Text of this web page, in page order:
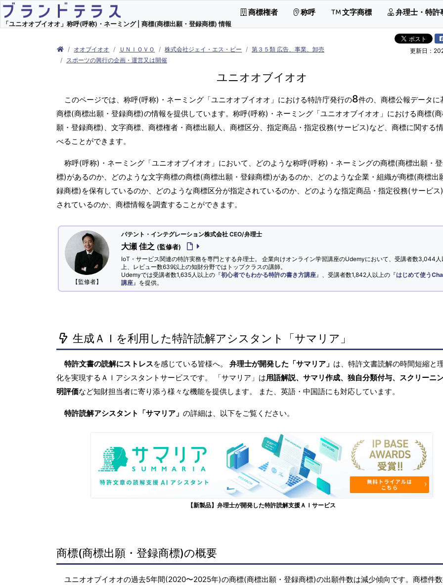
「ユニオオブイオオ」称呼(呼称)・ネーミング | 商標(商標出願・登録商標) 情報
商標権者 称呼 文字商標 弁理士・特許
オオブイオオ ＵＮＩＯＶＯ 株式会社ジェイ・エス・ビー
第３５類 広告、事業、卸売
スポーツの興行の企画・運営又は開催
更新日：
ユニオオブイオオ
このページでは、称呼(呼称)・ネーミング「ユニオオブイオオ」における特許庁発行の8件の、商標公報データに
商標(商標出願・登録商標)の情報を提供しています。称呼(呼称)・ネーミング「ユニオオブイオオ」における商標(
願・登録商標)、文字商標、商標権者・商標出願人、商標区分、指定商品・指定役務(サービス)など、商標に関する
べることができます。
称呼(呼称)・ネーミング「ユニオオブイオオ」において、どのような称呼(呼称)・ネーミングの商標(商標出願・
標)があるのか、どのような文字商標の商標(商標出願・登録商標)があるのか、どのような企業・組織が商標(商標出
録商標)を保有しているのか、どのような商標区分が指定されているのか、どのような指定商品・指定役務(サービス
されているのか、商標情報を調査することができます。
【監修者】
パテント・インテグレーション株式会社 CEO/弁理士
大瀬 佳之 (監修者)
IoT・サービス関連の特許実務を専門とする弁理士。 企業向けオンライン学習講座のUdemyにおいて、受講者数3,044人
上、レビュー数639以上の知財分野ではトップクラスの講師。
Udemyでは受講者数1,635人以上の『初心者でもわかる特許の書き方講座 』、受講者数1,842人以上の『はじめて使う
講座 』を提供。
生成ＡＩを利用した特許読解アシスタント「サマリア」
特許文書の読解にストレスを感じている皆様へ。 弁理士が開発した「サマリア」 は、特許文書読解の時間短縮と
化を実現するＡＩアシスタントサービスです。 「サマリア」は用語解説、サマリ作成、独自分類付与、スクリーニ
明評価など知財担当者に寄り添う様々な機能を提供します。 また、英語・中国語にも対応しています。
特許読解アシスタント「サマリア」 の詳細は、以下をご覧ください。
【新製品】弁理士が開発した特許読解支援ＡＩサービス
商標(商標出願・登録商標)の概要
ユニオオブイオオの過去5年間(2020〜2025年)の商標(商標出願・登録商標)の出願件数は減少傾向です。商標件